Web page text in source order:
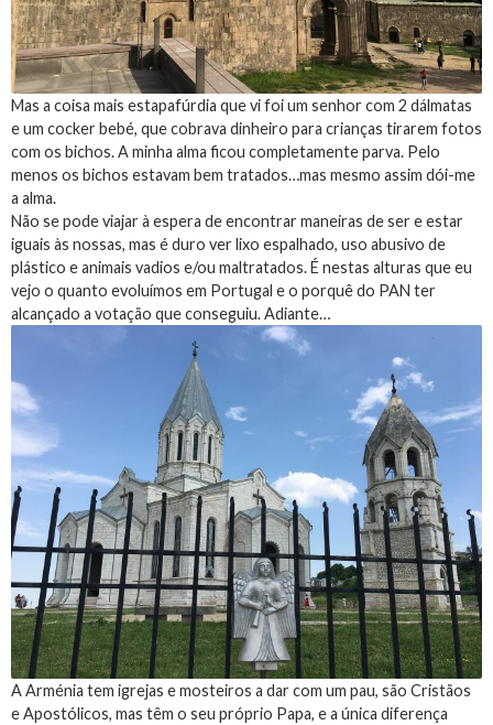
Mas a coisa mais estapafúrdia que vi foi um senhor com 2 dálmatas
e um cocker bebé, que cobrava dinheiro para crianças tirarem fotos
com os bichos. A minha alma ficou completamente parva. Pelo
menos os bichos estavam bem tratados…mas mesmo assim dói-me
a alma.
Não se pode viajar à espera de encontrar maneiras de ser e estar
iguais às nossas, mas é duro ver lixo espalhado, uso abusivo de
plástico e animais vadios e/ou maltratados. É nestas alturas que eu
vejo o quanto evoluímos em Portugal e o porquê do PAN ter
alcançado a votação que conseguiu. Adiante…
A Arménia tem igrejas e mosteiros a dar com um pau, são Cristãos
e Apostólicos, mas têm o seu próprio Papa, e a única diferença